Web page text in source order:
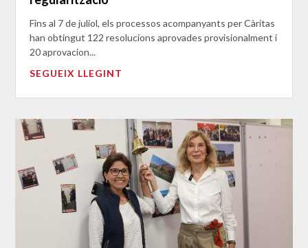
Fins al 7 de juliol, els processos acompanyants per Càritas
han obtingut 122 resolucions aprovades provisionalment i
20 aprovacion...
SEGUEIX LLEGINT